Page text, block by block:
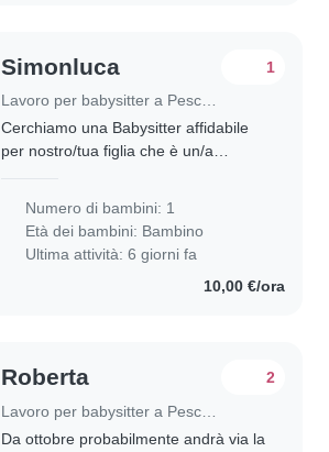
Simonluca
Lavoro per babysitter a Pescara
1
Cerchiamo una Babysitter affidabile
per nostro/tua figlia che è un/a
Numero di bambini: 1
Età dei bambini: Bambino
Ultima attività: 6 giorni fa
10,00 €/ora
Roberta 2
Da ottobre probabilmente andrà via la